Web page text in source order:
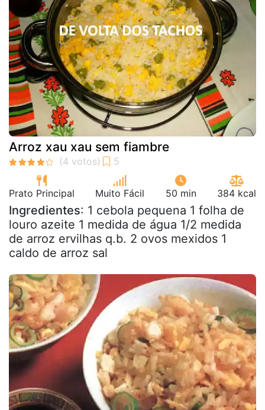
Arroz xau xau sem fiambre
Prato Principal Muito Fácil 50 min 384 kcal
Ingredientes: 1 cebola pequena 1 folha de
louro azeite 1 medida de água 1/2 medida
de arroz ervilhas q.b. 2 ovos mexidos 1
caldo de arroz sal